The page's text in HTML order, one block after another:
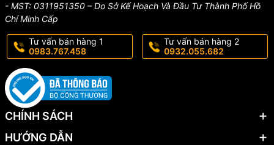
- MST: 0311951350 – Do Sở Kế Hoạch Và Đầu Tư Thành Phố Hồ
Chí Minh Cấp
Tư vấn bán hàng 1
0983.767.458
Tư vấn bán hàng 2
0932.055.682
CHÍNH SÁCH
HƯỚNG DẪN